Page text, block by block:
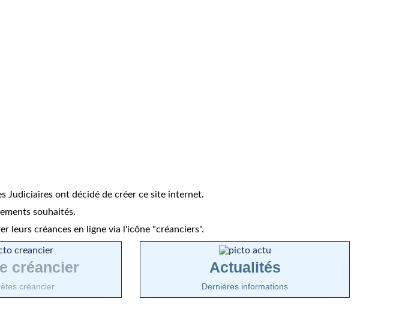
Judiciaires ont décidé de créer ce site internet.
souhaités.
leurs créances en ligne via l'icône "créanciers".
créancier
créancier
Actualités
Dernières informations